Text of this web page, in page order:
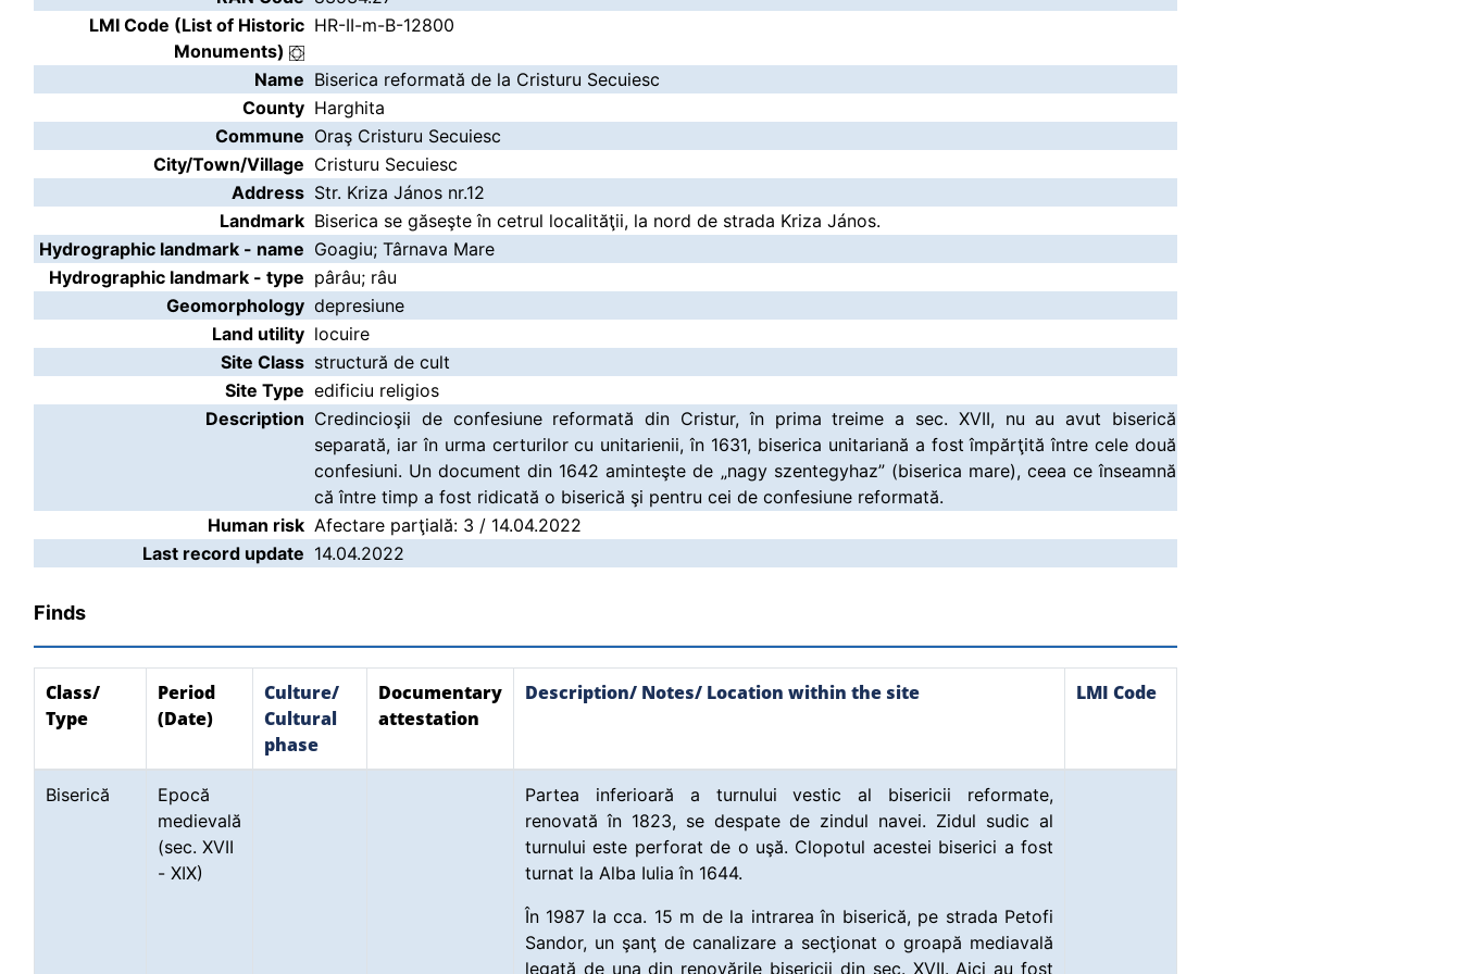
LMI Code (List of Historic
Monuments)
HR-II-m-B-12800
Name Biserica reformată de la Cristuru Secuiesc
County Harghita
Commune Oraş Cristuru Secuiesc
City/Town/Village Cristuru Secuiesc
Address Str. Kriza János nr.12
Landmark Biserica se găseşte în cetrul localităţii, la nord de strada Kriza János.
Hydrographic landmark - name Goagiu; Târnava Mare
Hydrographic landmark - type pârâu; râu
Geomorphology depresiune
Land utility locuire
Site Class structură de cult
Site Type edificiu religios
Description Credincioşii de confesiune reformată din Cristur, în prima treime a sec. XVII, nu au avut biserică
separată, iar în urma certurilor cu unitarienii, în 1631, biserica unitariană a fost împărţită între cele două
confesiuni. Un document din 1642 aminteşte de „nagy szentegyhaz” (biserica mare), ceea ce înseamnă
că între timp a fost ridicată o biserică şi pentru cei de confesiune reformată.
Human risk Afectare parţială: 3 / 14.04.2022
Last record update 14.04.2022
Finds
Class/
Type
Period
(Date)
Culture/
Cultural
phase
Documentary
attestation
Description/ Notes/ Location within the site LMI Code
Biserică
Epocă
medievală
(sec. XVII
- XIX)
Partea inferioară a turnului vestic al bisericii reformate,
renovată în 1823, se despate de zindul navei. Zidul sudic al
turnului este perforat de o uşă. Clopotul acestei biserici a fost
turnat la Alba Iulia în 1644.
În 1987 la cca. 15 m de la intrarea în biserică, pe strada Petofi
Sandor, un şanţ de canalizare a secţionat o groapă mediavală
legată de una din renovările bisericii din sec. XVII. Aici au fost